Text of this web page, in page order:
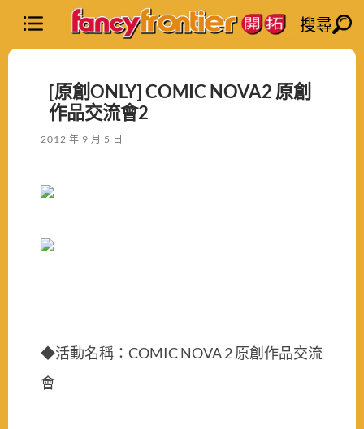
搜尋
[原創ONLY] COMIC NOVA2 原創
作品交流會2
2012 年 9 月 5 日
◆活動名稱： COMIC NOVA 2 原創作品交流
會